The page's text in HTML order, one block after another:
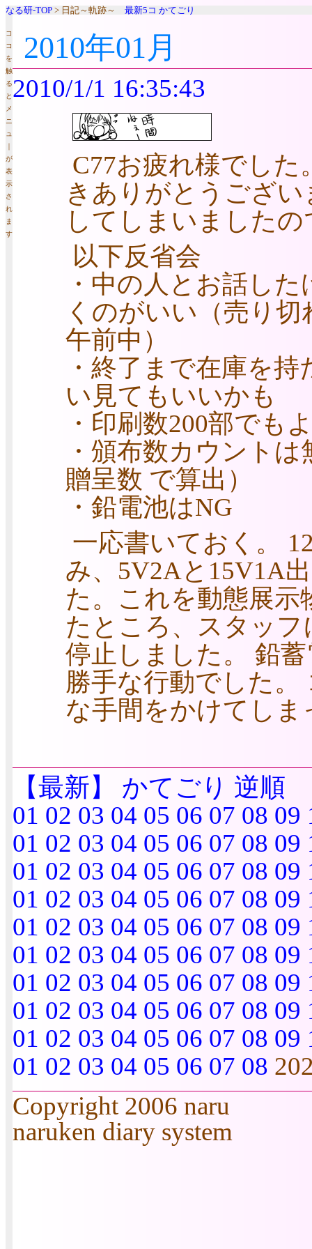
なる研-TOP > 日記～軌跡～ 最新5コ かてごり
コ
コ
を
触
る
と
メ
ニ
ュ
｜
が
表
示
さ
れ
ま
す
2010年01月
2010/1/1 16:35:43
C77お疲れ様でし
きありがとうござい
してしまいました
以下反省会
・中の人とお話し
くのがいい（売り
午前中）
・終了まで在庫を
い見てもいいかも
・印刷数200部でも
・頒布数カウント
贈呈数 で算出）
・鉛電池はNG
一応書いておく。
み、5V2Aと15V1A
た。これを動態展示
たところ、スタッ
停止しました。 鉛
勝手な行動でした
な手間をかけてし
【最新】 かてごり 逆順
01 02 03 04 05 06 07 08 09
01 02 03 04 05 06 07 08 09
01 02 03 04 05 06 07 08 09
01 02 03 04 05 06 07 08 09
01 02 03 04 05 06 07 08 09
01 02 03 04 05 06 07 08 09
01 02 03 04 05 06 07 08 09
01 02 03 04 05 06 07 08 09
01 02 03 04 05 06 07 08 09
01 02 03 04 05 06 07 08
Copyright 2006 naru
naruken diary system